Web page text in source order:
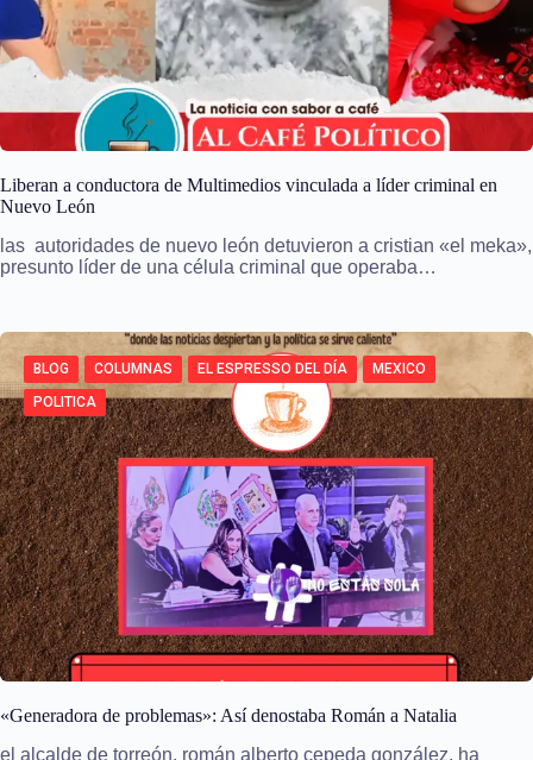
Liberan a conductora de Multimedios vinculada a líder criminal en
Nuevo León
las autoridades de nuevo león detuvieron a cristian «el meka»,
presunto líder de una célula criminal que operaba…
BLOG COLUMNAS EL ESPRESSO DEL DÍA
MEXICO
POLITICA
«Generadora de problemas»: Así denostaba Román a Natalia
el alcalde de torreón, román alberto cepeda gonzález, ha